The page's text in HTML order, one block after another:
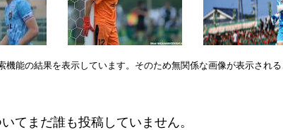
機能の結果を表示しています。そのため無関係な画像が表示され
てまだ誰も投稿していません。